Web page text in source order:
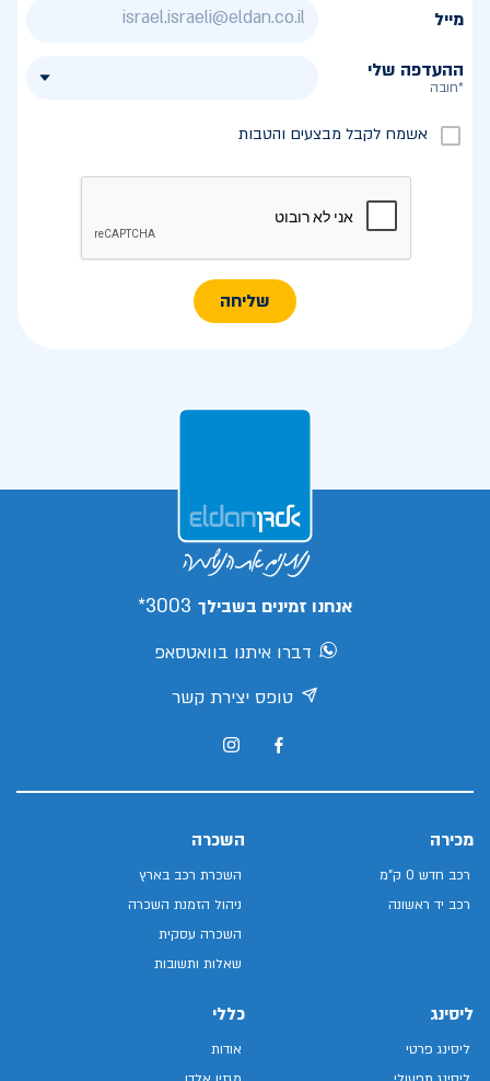
מייל
ההעדפה שלי
*חובה
אשמח לקבל מבצעים והטבות
שליחה
אנחנו זמינים בשבילך 3003*
דברו איתנו בוואטסאפ
טופס יצירת קשר
מכירה
רכב חדש 0 ק"מ
רכב יד ראשונה
השכרה
השכרת רכב בארץ
ניהול הזמנת השכרה
השכרה עסקית
שאלות ותשובות
ליסינג
ליסינג פרטי
כללי
אודות